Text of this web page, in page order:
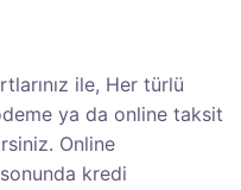
ile, Her türlü
ya da online taksit
Online
kredi